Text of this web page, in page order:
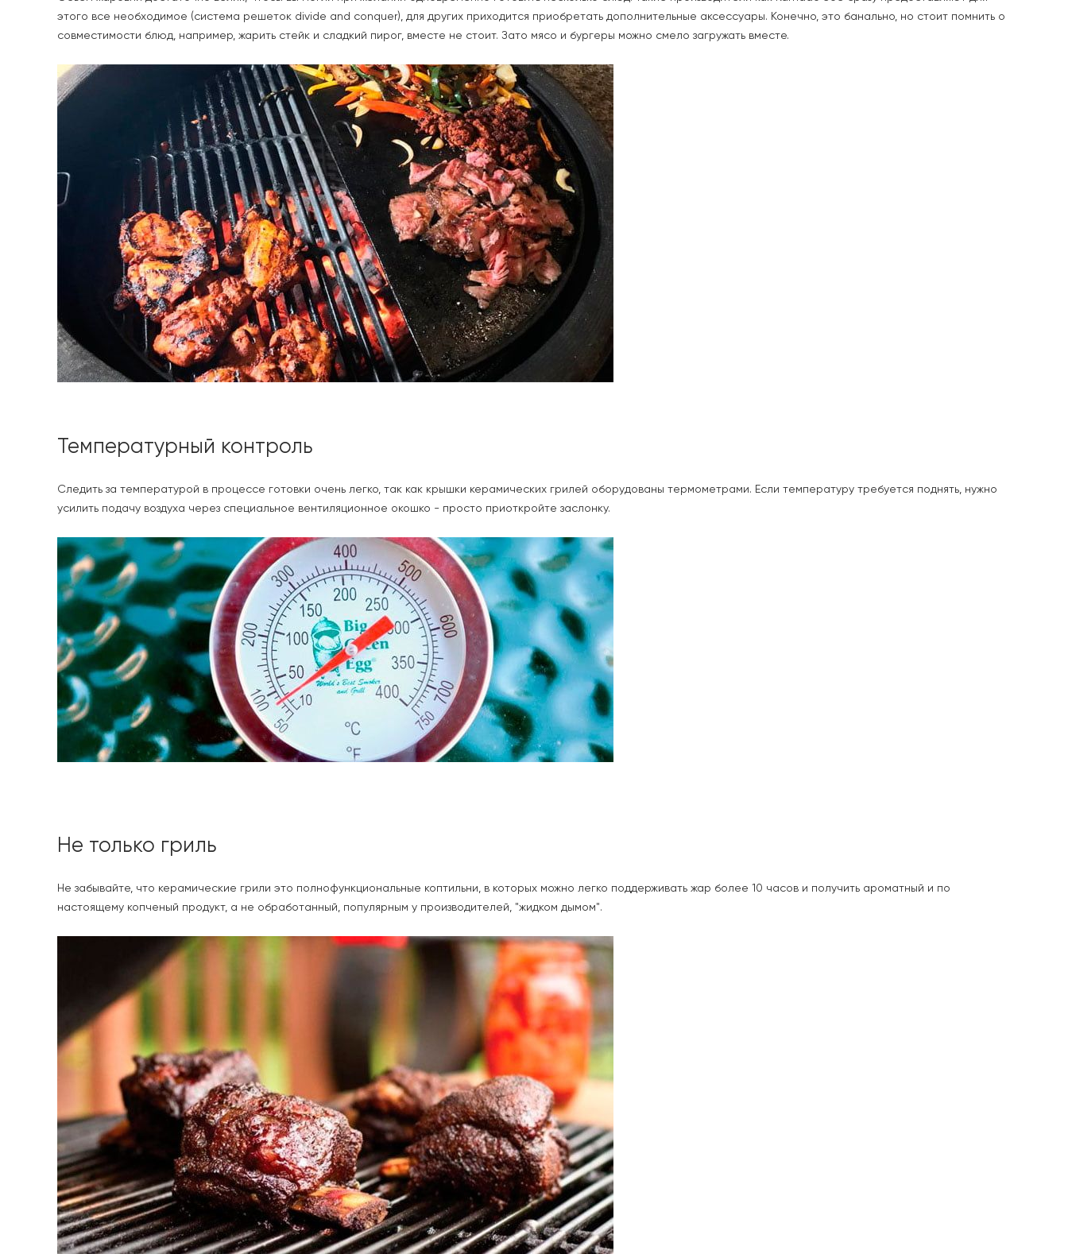
этого все необходимое (система решеток divide and conquer), для других приходится приобретать дополнительные аксессуары. Конечно, это банально, но стоит помнить о
совместимости блюд, например, жарить стейк и сладкий пирог, вместе не стоит. Зато мясо и бургеры можно смело загружать вместе.
Температурный контроль
Следить за температурой в процессе готовки очень легко, так как крышки керамических грилей оборудованы термометрами. Если температуру требуется поднять, нужно
усилить подачу воздуха через специальное вентиляционное окошко - просто приоткройте заслонку.
Не только гриль
Не забывайте, что керамические грили это полнофункциональные коптильни, в которых можно легко поддерживать жар более 10 часов и получить ароматный и по
настоящему копченый продукт, а не обработанный, популярным у производителей, "жидком дымом".